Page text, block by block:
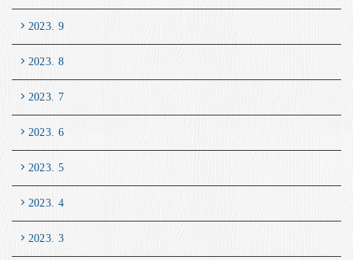
2023. 9
2023. 8
2023. 7
2023. 6
2023. 5
2023. 4
2023. 3